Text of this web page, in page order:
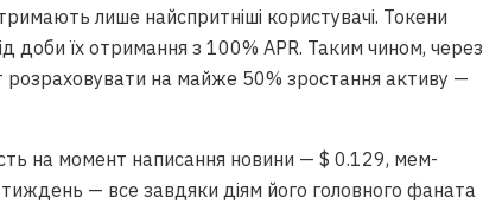
лише найспритніші користувачі. Токени
доби їх отримання з 100% APR. Таким чином, через
розраховувати на майже 50% зростання активу —
на момент написання новини — $ 0.129, мем-
— все завдяки діям його головного фаната